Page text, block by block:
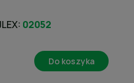
02052
Do koszyka